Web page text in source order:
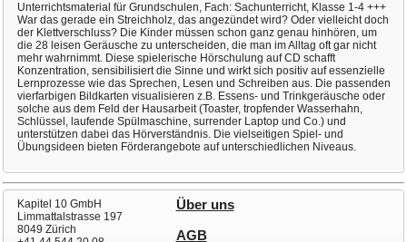
Unterrichtsmaterial für Grundschulen, Fach: Sachunterricht, Klasse 1-4 +++
War das gerade ein Streichholz, das angezündet wird? Oder vielleicht doch
der Klettverschluss? Die Kinder müssen schon ganz genau hinhören, um
die 28 leisen Geräusche zu unterscheiden, die man im Alltag oft gar nicht
mehr wahrnimmt. Diese spielerische Hörschulung auf CD schafft
Konzentration, sensibilisiert die Sinne und wirkt sich positiv auf essenzielle
Lernprozesse wie das Sprechen, Lesen und Schreiben aus. Die passenden
vierfarbigen Bildkarten visualisieren z.B. Essens- und Trinkgeräusche oder
solche aus dem Feld der Hausarbeit (Toaster, tropfender Wasserhahn,
Schlüssel, laufende Spülmaschine, surrender Laptop und Co.) und
unterstützen dabei das Hörverständnis. Die vielseitigen Spiel- und
Übungsideen bieten Förderangebote auf unterschiedlichen Niveaus.
Kapitel 10 GmbH
Limmattalstrasse 197
8049 Zürich
Über uns
AGB